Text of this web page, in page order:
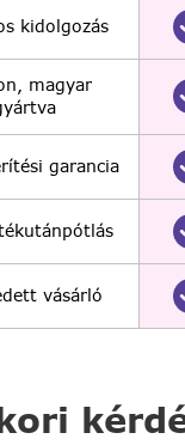
kidolgozás
magyar
garancia
vásárló